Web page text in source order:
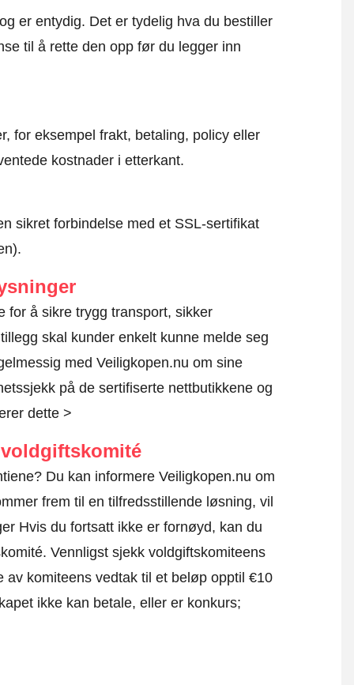
er entydig. Det er tydelig hva du bestiller
til å rette den opp før du legger inn
for eksempel frakt, betaling, policy eller
kostnader i etterkant.
sikret forbindelse med et SSL-sertifikat
for å sikre trygg transport, sikker
skal kunder enkelt kunne melde seg
med Veiligkopen.nu om sine
på de sertifiserte nettbutikkene og
dette >
Du kan informere Veiligkopen.nu om
frem til en tilfredsstillende løsning, vil
Hvis du fortsatt ikke er fornøyd, kan du
Vennligst sjekk voldgiftskomiteens
komiteens vedtak til et beløp opptil €10
ikke kan betale, eller er konkurs;